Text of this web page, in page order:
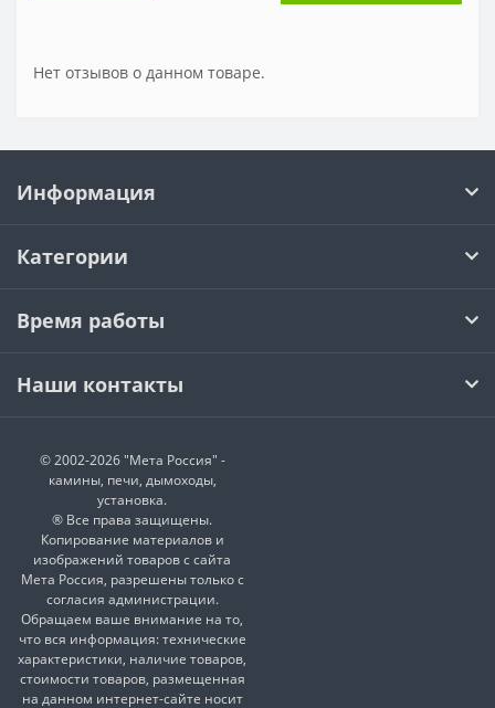
Нет отзывов о данном товаре.
Информация
Категории
Время работы
Наши контакты
© 2002-2026 "Мета Россия" -
камины, печи, дымоходы,
установка.
® Все права защищены.
Копирование материалов и
изображений товаров с сайта
Мета Россия, разрешены только с
согласия администрации.
Обращаем ваше внимание на то,
что вся информация: технические
характеристики, наличие товаров,
стоимости товаров, размещенная
на данном интернет-сайте носит